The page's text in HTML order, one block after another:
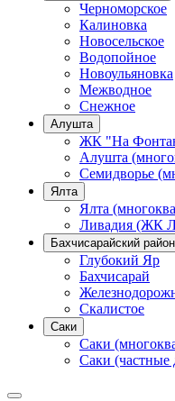
Черноморское
Калиновка
Новосельское
Водопойное
Новоульяновка
Межводное
Снежное
Алушта
ЖК "На
Алушта
Семидворье
Ялта
Ялта
Ливадия (ЖК
Бахчисарайский район
Глубокий Яр
Бахчисарай
Скалистое
Саки
Саки
Саки (частные